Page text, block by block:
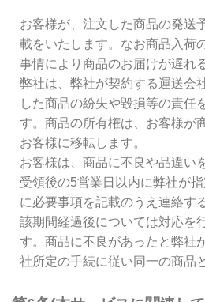
お客様が、注文した商品の発送
載をいたします。なお商品入荷
事情により商品のお届けが遅れ
弊社は、弊社が契約する運送会
した商品の紛失や毀損等の責任
す。商品の所有権は、お客様が
お客様に移転します。
お客様は、商品に不良や品違い
受領後の5営業日以内に弊社が
に必要事項を記載のうえ連絡す
該期間経過後については対応を
す。商品に不良があったと弊社
社所定の手続に従い同一の商品